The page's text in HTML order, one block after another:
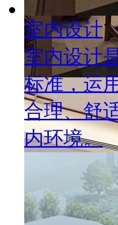
室内设计
室内设计
标准，运
合理、舒
内环境。